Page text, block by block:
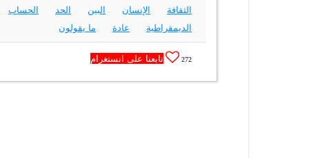
الثقافة الإنسان البين الحد الحساب
الديمقراطية
عادة ما يقولون
272 تابعنا على انستغرام